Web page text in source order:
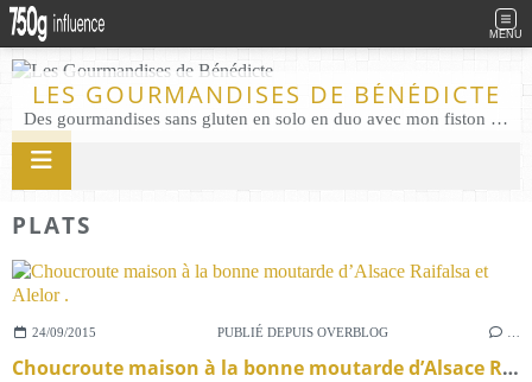
MENU
LES GOURMANDISES DE BÉNÉDICTE
Des gourmandises sans gluten en solo en duo avec mon fiston . Salé comme Sucré sans gluten éco responsable Les Gourmandises de Bénédicte gâteau produits locaux
PLATS
24/09/2015 PUBLIÉ DEPUIS OVERBLOG
Choucroute maison à la bonne moutarde d’Alsace Raifalsa et Alelor .